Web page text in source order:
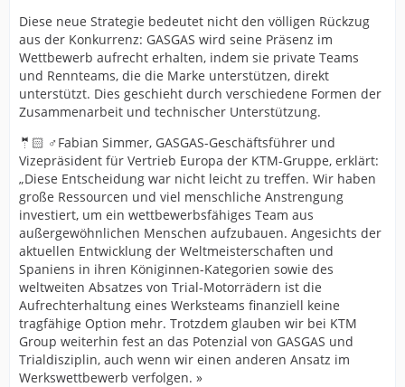
Diese neue Strategie bedeutet nicht den völligen Rückzug
aus der Konkurrenz: GASGAS wird seine Präsenz im
Wettbewerb aufrecht erhalten, indem sie private Teams
und Rennteams, die die Marke unterstützen, direkt
unterstützt. Dies geschieht durch verschiedene Formen der
Zusammenarbeit und technischer Unterstützung.
🤵🏻 ♂️Fabian Simmer, GASGAS-Geschäftsführer und
Vizepräsident für Vertrieb Europa der KTM-Gruppe, erklärt:
„Diese Entscheidung war nicht leicht zu treffen. Wir haben
große Ressourcen und viel menschliche Anstrengung
investiert, um ein wettbewerbsfähiges Team aus
außergewöhnlichen Menschen aufzubauen. Angesichts der
aktuellen Entwicklung der Weltmeisterschaften und
Spaniens in ihren Königinnen-Kategorien sowie des
weltweiten Absatzes von Trial-Motorrädern ist die
Aufrechterhaltung eines Werksteams finanziell keine
tragfähige Option mehr. Trotzdem glauben wir bei KTM
Group weiterhin fest an das Potenzial von GASGAS und
Trialdisziplin, auch wenn wir einen anderen Ansatz im
Werkswettbewerb verfolgen. »